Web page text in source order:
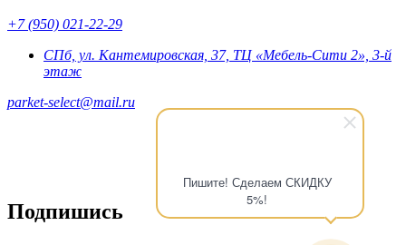
Пишите! Сделаем СКИДКУ
5%!
+7 (950) 021-22-29
СПб, ул. Кантемировская, 37, ТЦ «Мебель-Сити 2», 3-й
этаж
parket-select@mail.ru
Подпишись